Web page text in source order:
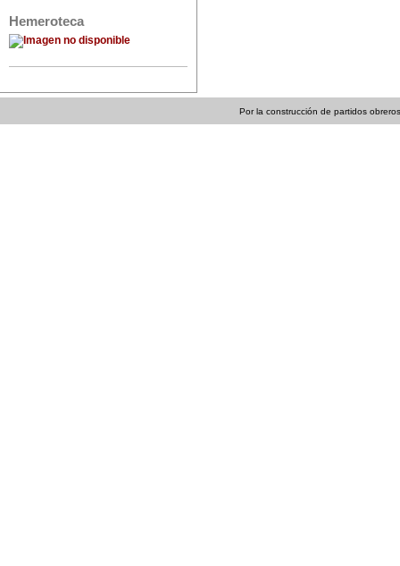
Hemeroteca
Por la construcción de partidos